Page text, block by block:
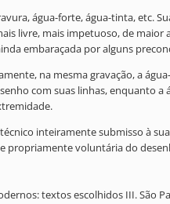
água-forte, água-tinta, etc.
livre, mais impetuoso, de
embaraçada por alguns
na mesma gravação, a
com suas linhas, enquanto
inteiramente submisso à
voluntária do
textos escolhidos III.